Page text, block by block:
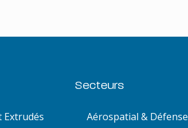
Secteurs
Aérospatial & Défense